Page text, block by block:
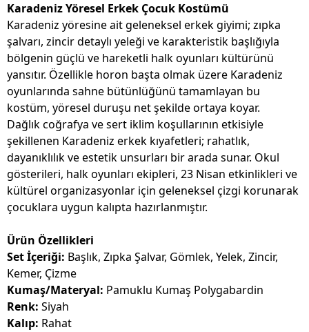
Karadeniz Yöresel Erkek Çocuk Kostümü
Karadeniz yöresine ait geleneksel erkek giyimi; zıpka
şalvarı, zincir detaylı yeleği ve karakteristik başlığıyla
bölgenin güçlü ve hareketli halk oyunları kültürünü
yansıtır. Özellikle horon başta olmak üzere Karadeniz
oyunlarında sahne bütünlüğünü tamamlayan bu
kostüm, yöresel duruşu net şekilde ortaya koyar.
Dağlık coğrafya ve sert iklim koşullarının etkisiyle
şekillenen Karadeniz erkek kıyafetleri; rahatlık,
dayanıklılık ve estetik unsurları bir arada sunar. Okul
gösterileri, halk oyunları ekipleri, 23 Nisan etkinlikleri ve
kültürel organizasyonlar için geleneksel çizgi korunarak
çocuklara uygun kalıpta hazırlanmıştır.
Ürün Özellikleri
Set İçeriği: Başlık, Zıpka Şalvar, Gömlek, Yelek, Zincir,
Kemer, Çizme
Kumaş/Materyal: Pamuklu Kumaş Polygabardin
Renk: Siyah
Kalıp: Rahat